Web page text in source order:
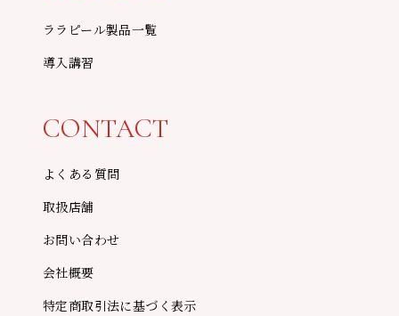
ララピール製品一覧
導入講習
CONTACT
よくある質問
取扱店舗
お問い合わせ
会社概要
特定商取引法に基づく表示